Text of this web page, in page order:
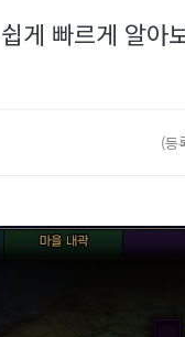
게 빠르게 알아
(등